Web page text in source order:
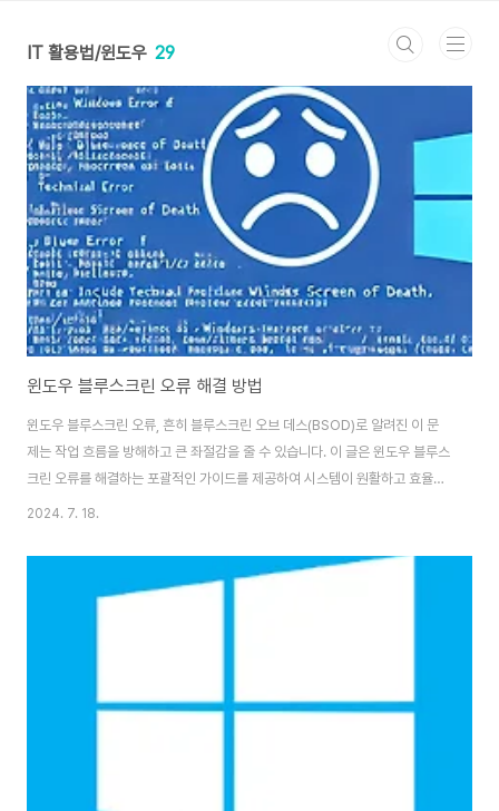
IT 활용법/윈도우 29
윈도우 블루스크린 오류 해결 방법
윈도우 블루스크린 오류, 흔히 블루스크린 오브 데스(BSOD)로 알려진 이 문
제는 작업 흐름을 방해하고 큰 좌절감을 줄 수 있습니다. 이 글은 윈도우 블루스
크린 오류를 해결하는 포괄적인 가이드를 제공하여 시스템이 원활하고 효율적
으로 작동하도록 돕는 것을 목표로 합니다.윈도우10, 11 컴퓨터 초기화 하는
크린 오브 데스(BSOD)는 윈도우가 복구할 수 없는 치명적인 오류를 만나 시
스템이 재시작해야 할 때 발생하는 시스템 충돌입니다. 이 화면에는 종종 오류
2024. 7. 18.